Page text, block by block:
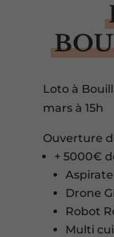
Loto à
mars à 15h
Ouverture
+ 5000€
Drone
Robot
Multi